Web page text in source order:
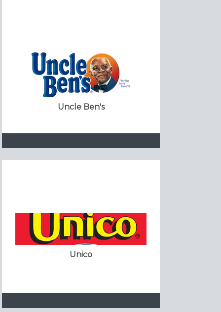
Uncle Ben's
Unico